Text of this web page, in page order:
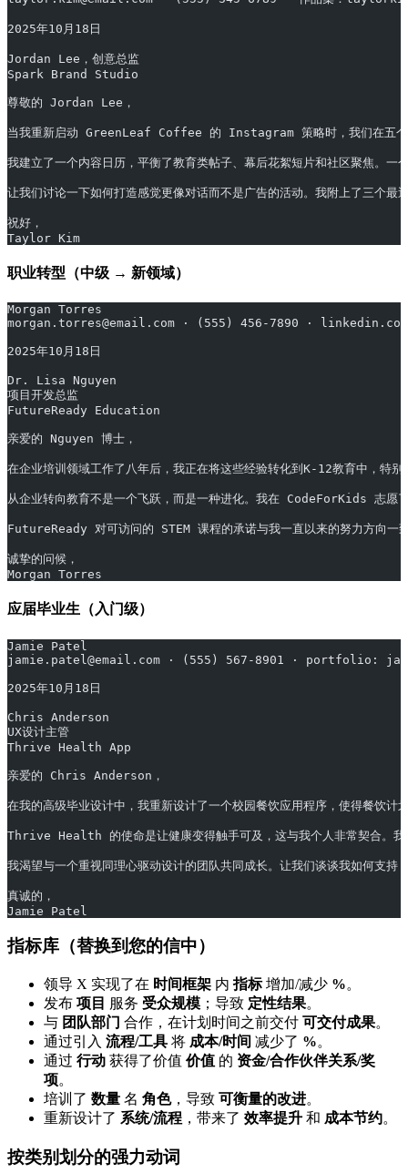
2025年10月18日
Jordan Lee，创意总监
Spark Brand Studio
尊敬的 Jordan Lee，
当我重新启动 GreenLeaf Coffee 的 Instagram 策略时，我们在五个月
我建立了一个内容日历，平衡了教育类帖子、幕后花絮短片和社区聚焦。
让我们讨论一下如何打造感觉更像对话而不是广告的活动。我附上了三个最
祝好，
Taylor Kim
职业转型（中级 → 新领域）
Morgan Torres
morgan.torres@email.com · (555) 456-7890 ·
2025年10月18日
Dr. Lisa Nguyen
项目开发总监
FutureReady Education
亲爱的 Nguyen 博士，
在企业培训领域工作了八年后，我正在将这些经验转化到K-12教育中，
从企业转向教育不是一个飞跃，而是一种进化。我在 CodeForKids 志愿
FutureReady 对可访问的 STEM 课程的承诺与我一直以来的努力方向一
诚挚的问候，
Morgan Torres
应届毕业生（入门级）
Jamie Patel
jamie.patel@email.com · (555) 567-8901 · portfolio:
2025年10月18日
Chris Anderson
UX设计主管
Thrive Health App
亲爱的 Chris Anderson，
在我的高级毕业设计中，我重新设计了一个校园餐饮应用程序，使得餐饮
Thrive Health 的使命是让健康变得触手可及，这与我个人非常契合。我
我渴望与一个重视同理心驱动设计的团队共同成长。让我们谈谈我如何支
真诚的，
Jamie Patel
指标库（替换到您的信中）
领导 X 实现了在 时间框架 内指标增加/减少 %。
发布 项目 服务 受众规模 ；导致 定性结果。
与 团队部门 合作，在计划时间之前交付 可交付成果。
通过引入 流程/工具 将 成本/时间 减少了 %。
通过 行动 获得了价值 价值 的 资金/合作伙伴关系/奖
项。
培训了 数量 名 角色，导致 可衡量的改进。
重新设计了 系统/流程 ，带来了 效率提升 和 成本节约。
按类别划分的强力动词